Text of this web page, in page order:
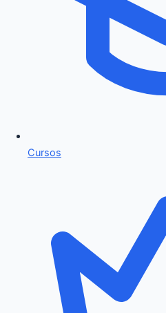
Cursos